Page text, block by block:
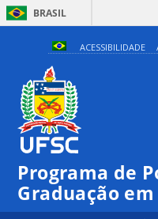
BRASIL
ACESSIBILIDADE
Programa de
Graduação